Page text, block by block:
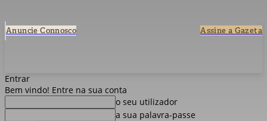
Anuncie Connosco Assine a Gazeta
Entrar
Bem vindo! Entre na sua conta
o seu utilizador
a sua palavra-passe